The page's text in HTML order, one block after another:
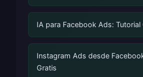
IA para Facebook Ads: Tutorial
Instagram Ads desde
Gratis